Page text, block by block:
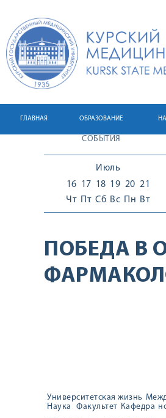
ГЛАВНАЯ ОБРАЗОВАНИЕ
СОБЫТИЯ
Июль
16
Чт
17
Пт
18
Сб
19
Вс
20
Пн
21
Вт
ПОБЕДА В
Университетская жизнь
Наука
Факультет Кафедра